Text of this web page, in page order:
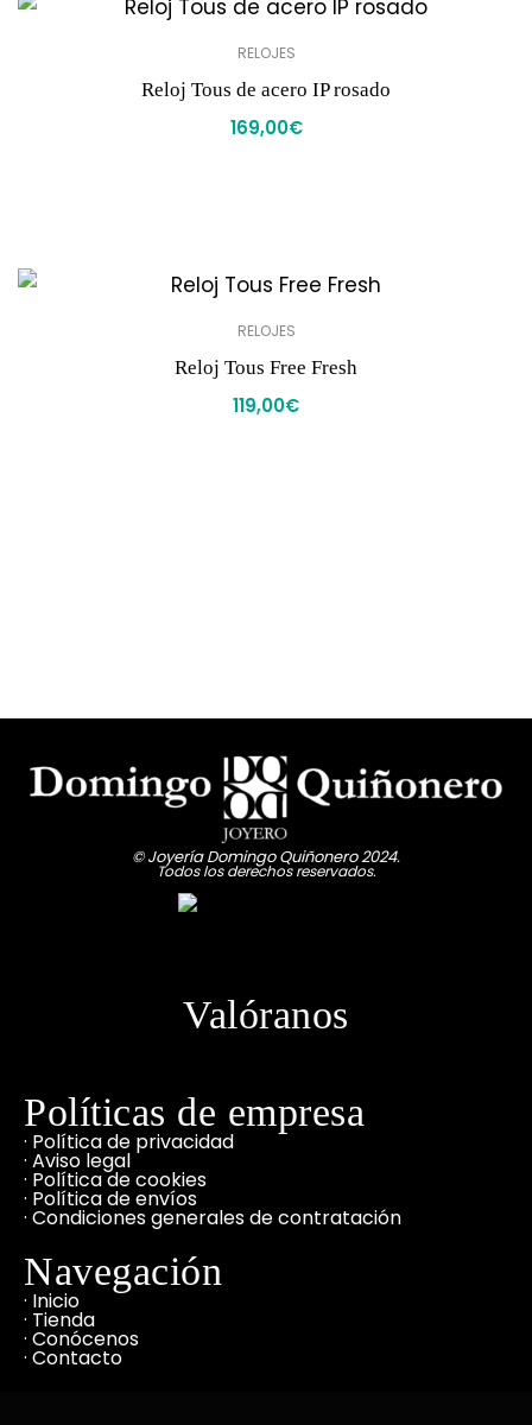
RELOJES
Reloj Tous de acero IP rosado
169,00€
RELOJES
Reloj Tous Free Fresh
119,00€
© Joyería Domingo Quiñonero 2024.
Todos los derechos reservados.
Valóranos
Políticas de empresa
· Política de privacidad
· Aviso legal
· Política de cookies
· Política de envíos
· Condiciones generales de contratación
Navegación
· Inicio
· Tienda
· Conócenos
· Contacto